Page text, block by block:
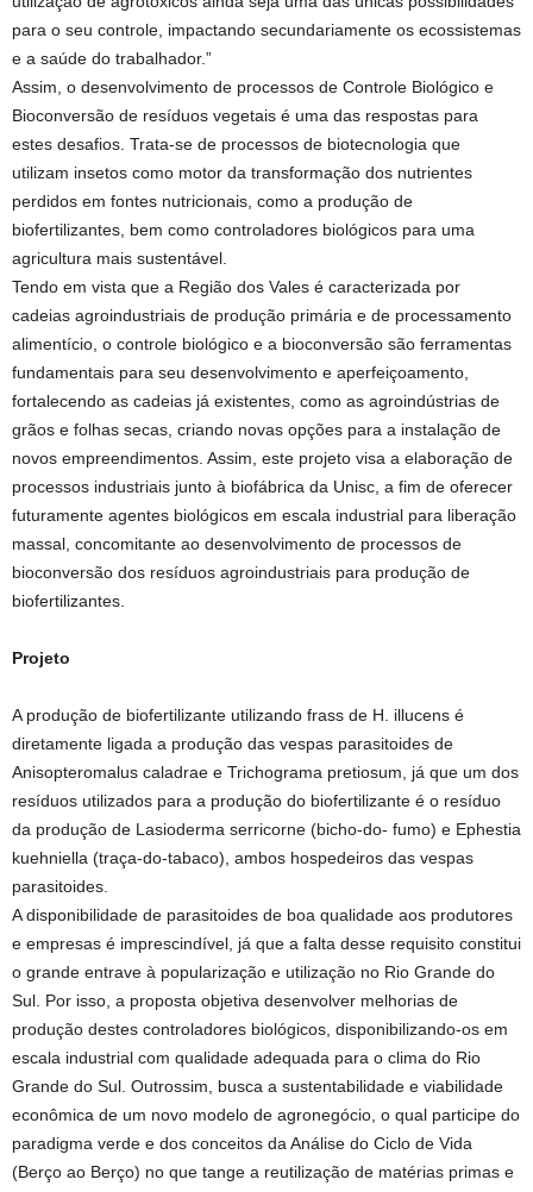
para o seu controle, impactando secundariamente os ecossistemas
e a saúde do trabalhador.”
Assim, o desenvolvimento de processos de Controle Biológico e
Bioconversão de resíduos vegetais é uma das respostas para
estes desafios. Trata-se de processos de biotecnologia que
utilizam insetos como motor da transformação dos nutrientes
perdidos em fontes nutricionais, como a produção de
biofertilizantes, bem como controladores biológicos para uma
agricultura mais sustentável.
Tendo em vista que a Região dos Vales é caracterizada por
cadeias agroindustriais de produção primária e de processamento
alimentício, o controle biológico e a bioconversão são ferramentas
fundamentais para seu desenvolvimento e aperfeiçoamento,
fortalecendo as cadeias já existentes, como as agroindústrias de
grãos e folhas secas, criando novas opções para a instalação de
novos empreendimentos. Assim, este projeto visa a elaboração de
processos industriais junto à biofábrica da Unisc, a fim de oferecer
futuramente agentes biológicos em escala industrial para liberação
massal, concomitante ao desenvolvimento de processos de
bioconversão dos resíduos agroindustriais para produção de
biofertilizantes.
Projeto
A produção de biofertilizante utilizando frass de H. illucens é
diretamente ligada a produção das vespas parasitoides de
Anisopteromalus caladrae e Trichograma pretiosum, já que um dos
resíduos utilizados para a produção do biofertilizante é o resíduo
da produção de Lasioderma serricorne (bicho-do- fumo) e Ephestia
kuehniella (traça-do-tabaco), ambos hospedeiros das vespas
parasitoides.
A disponibilidade de parasitoides de boa qualidade aos produtores
e empresas é imprescindível, já que a falta desse requisito constitui
o grande entrave à popularização e utilização no Rio Grande do
Sul. Por isso, a proposta objetiva desenvolver melhorias de
produção destes controladores biológicos, disponibilizando-os em
escala industrial com qualidade adequada para o clima do Rio
Grande do Sul. Outrossim, busca a sustentabilidade e viabilidade
econômica de um novo modelo de agronegócio, o qual participe do
paradigma verde e dos conceitos da Análise do Ciclo de Vida
(Berço ao Berço) no que tange a reutilização de matérias primas e